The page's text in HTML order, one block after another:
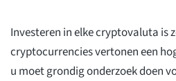
Investeren in elke cryptovaluta is
cryptocurrencies vertonen een
u moet grondig onderzoek doen